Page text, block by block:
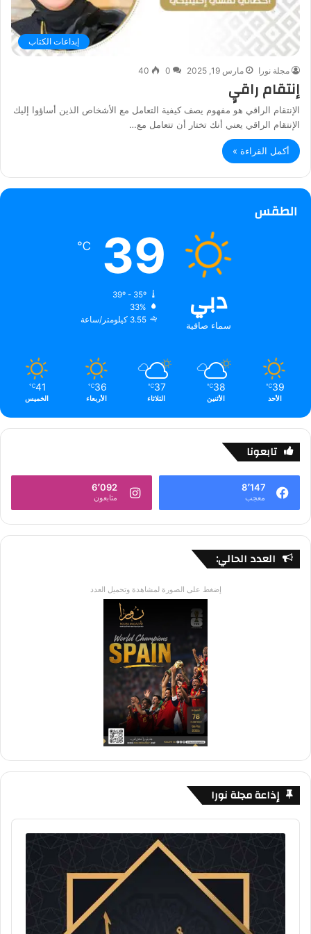
إبداعات الكتاب
مجلة نورا مارس 19, 2025 0
40
إنتقام راقيٍ
الإنتقام الراقي هو مفهوم يصف كيفية التعامل مع الأشخاص الذين أساؤوا إليك
الإنتقام الراقي يعني أنك تختار أن تتعامل مع…
أكمل القراءة »
الطقس
دبي
سماء صافية
39
℃
39º - 35º
33%
3.55 كيلومتر/ساعة
39
℃
الأحد
38
℃
الأثنين
37
℃
الثلاثاء
36
℃
الأربعاء
41
℃
الخميس
تابعونا
8٬147
معجب
6٬092
متابعون
العدد الحالي:
إضغط على الصورة لمشاهدة وتحميل العدد
إذاعة مجلة نورا
Audio
Player